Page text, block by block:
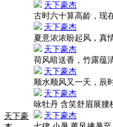
天下豪
天下豪杰
古时六十算高龄，现
天下豪杰
夏意浓浓盼起风，真
天下豪杰
荷风暗送香，竹露蕴
天下豪杰
顺水顺风又一天，辰
天下豪杰
咏牡丹 含笑舒眉展腰
天下豪杰